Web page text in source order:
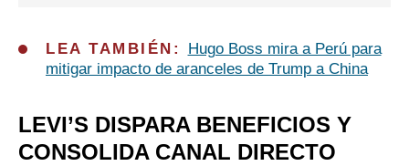
LEA TAMBIÉN:
Hugo Boss mira a Perú para
mitigar impacto de aranceles de Trump a China
LEVI’S DISPARA BENEFICIOS Y
CONSOLIDA CANAL DIRECTO